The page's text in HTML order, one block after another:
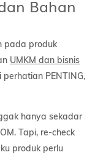
Bahan
pada produk
UMKM dan bisnis
PENTING,
hanya sekadar
Tapi, re-check
produk perlu